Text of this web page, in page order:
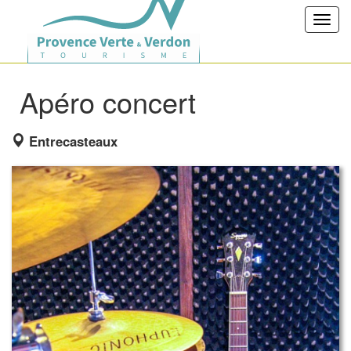
Apéro concert
Entrecasteaux